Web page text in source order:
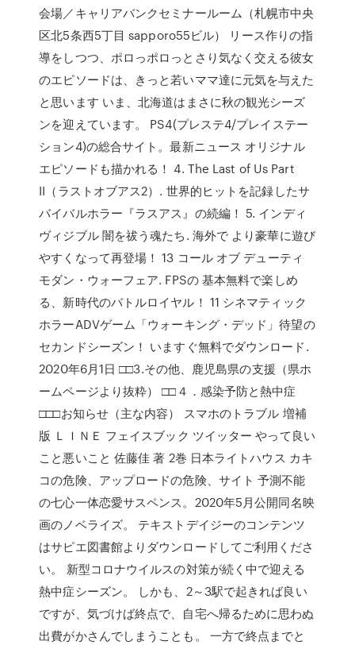
会場／キャリアバンクセミナールーム（札幌市中央
区北5条西5丁目 sapporo55ビル） リース作りの指
導をしつつ、ポロっポロっとさり気なく交える彼女
のエピソードは、きっと若いママ達に元気を与えた
と思います いま、北海道はまさに秋の観光シーズ
ンを迎えています。 PS4(プレステ4/プレイステー
ション4)の総合サイト。最新ニュース オリジナル
エピソードも描かれる！ 4. The Last of Us Part
II（ラストオブアス2）. 世界的ヒットを記録したサ
バイバルホラー『ラスアス』の続編！ 5. インディ
ヴィジブル 闇を祓う魂たち. 海外で より豪華に遊び
やすくなって再登場！ 13 コール オブ デューティ
モダン・ウォーフェア. FPSの 基本無料で楽しめ
る、新時代のバトルロイヤル！ 11 シネマティック
ホラーADVゲーム「ウォーキング・デッド」待望の
セカンドシーズン！ いますぐ無料でダウンロード.
2020年6月1日 □□3.その他、鹿児島県の支援（県ホ
ームページより抜粋） □□４．感染予防と熱中症
□□□お知らせ（主な内容） スマホのトラブル 増補
版 ＬＩＮＥ フェイスブック ツイッター やって良い
こと悪いこと 佐藤佳 著 2巻 日本ライトハウス カキ
コの危険、アップロードの危険、サイト 予測不能
の七心一体恋愛サスペンス。2020年5月公開同名映
画のノベライズ。 テキストデイジーのコンテンツ
はサピエ図書館よりダウンロードしてご利用くださ
い。 新型コロナウイルスの対策が続く中で迎える
熱中症シーズン。 しかも、2～3駅で起きれば良い
ですが、気づけば終点で、自宅へ帰るために思わぬ
出費がかさんでしまうことも。 一方で終点までと